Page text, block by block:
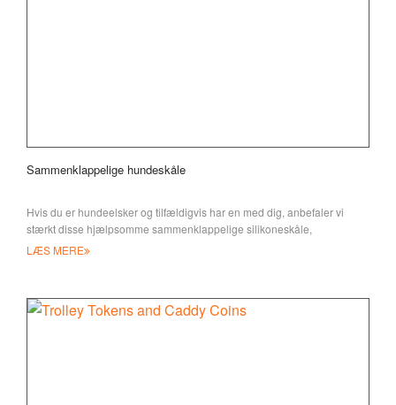
Sammenklappelige hundeskåle
Hvis du er hundeelsker og tilfældigvis har en med dig, anbefaler vi
stærkt disse hjælpsomme sammenklappelige silikoneskåle,
LÆS MERE